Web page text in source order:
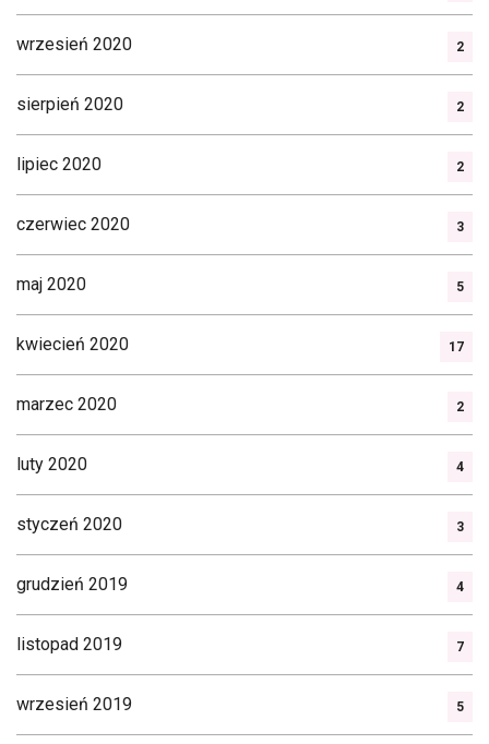
wrzesień 2020 2
sierpień 2020 2
lipiec 2020 2
czerwiec 2020 3
maj 2020 5
kwiecień 2020 17
marzec 2020 2
luty 2020 4
styczeń 2020 3
grudzień 2019 4
listopad 2019 7
wrzesień 2019 5